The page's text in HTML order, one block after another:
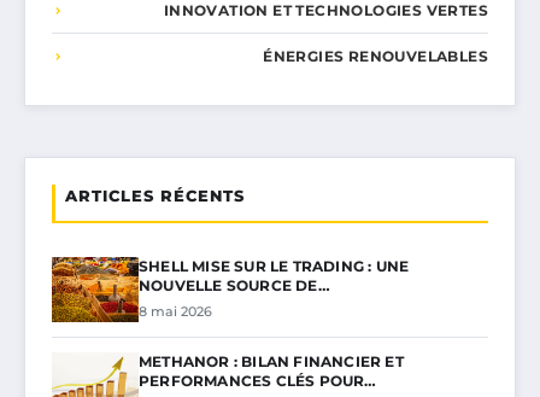
INNOVATION ET TECHNOLOGIES VERTES
ÉNERGIES RENOUVELABLES
ARTICLES RÉCENTS
SHELL MISE SUR LE TRADING : UNE
NOUVELLE SOURCE DE…
8 mai 2026
METHANOR : BILAN FINANCIER ET
PERFORMANCES CLÉS POUR…